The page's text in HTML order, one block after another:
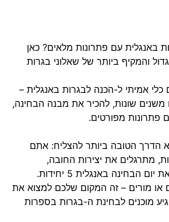
באנגלית עם פתרונות מלאים? כאן
והמקיף ביותר של שאלוני בגרות
אמיתי ל-הכנה לבגרות באנגלית –
משנים שונות, להכיר את מבנה הבחינה,
פתרונות מפורטים.
הדרך הטובה ביותר להצליח: אתם
מתרגלים את יצירות החובה,
הבחינה באנגלית 5 יחידות.
או מורים – זה המקום שלכם למצוא את
מוכנים לבחינת ה-בגרות בספרות